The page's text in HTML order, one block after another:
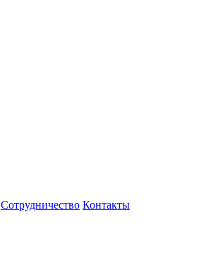
Сотрудничество Контакты